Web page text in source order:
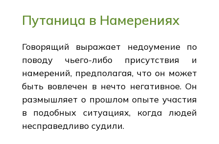
Путаница в Намерениях
Говорящий выражает недоумение по
поводу чьего-либо присутствия и
намерений, предполагая, что он может
быть вовлечен в нечто негативное. Он
размышляет о прошлом опыте участия
в подобных ситуациях, когда людей
несправедливо судили.